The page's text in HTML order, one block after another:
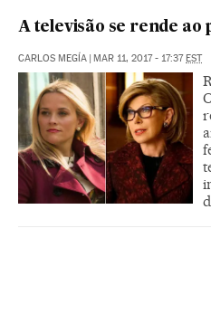
A televisão se rende ao
CARLOS MEGÍA MAR 11, 2017 - 17:37 EST